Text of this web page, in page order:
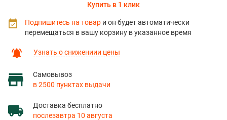
Узнать о снижениии цены
Самовывоз
в 2500 пунктах выдачи
Доставка бесплатно
послезавтра 10 августа
Купить в 1 клик
Подпишитесь на товар и он будет автоматически
перемещаться в вашу корзину в указанное время